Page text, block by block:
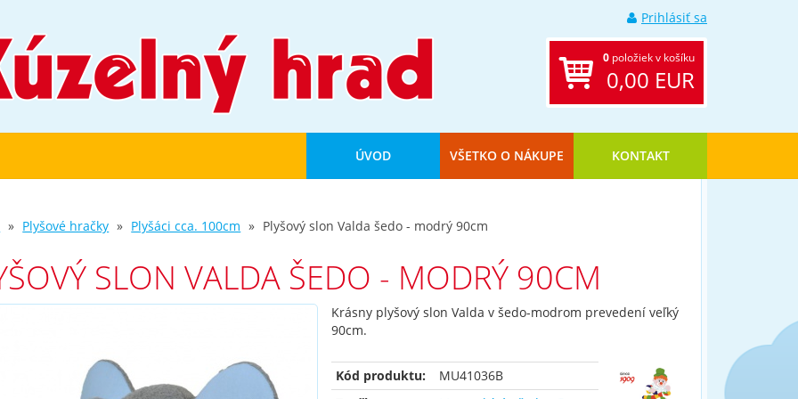
Prihlásiť sa
0 položiek v košíku
0,00 EUR
ÚVOD VŠETKO O NÁKUPE KONTAKT
Plyšové hračky Plyšáci cca. 100cm Plyšový slon Valda šedo - modrý 90cm
SLON VALDA ŠEDO - MODRÝ 90CM
Krásny plyšový slon Valda v šedo-modrom prevedení veľký
90cm.
Kód produktu:
MU41036B